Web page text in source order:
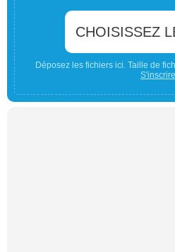
CHOISISSEZ
Déposez les fichiers ici. Taille de
S'inscrire